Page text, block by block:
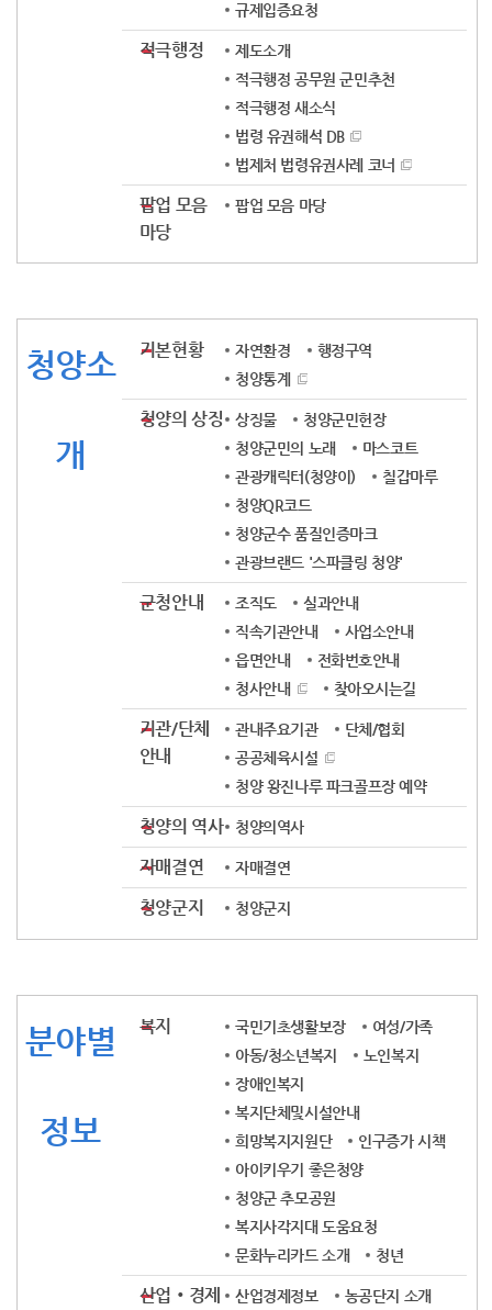
규제입증요청
적극행정
제도소개
적극행정 공무원 군민추천
적극행정 새소식
법령 유권해석 DB
법제처 법령유권사례 코너
팝업 모음
마당
팝업 모음 마당
청양소
개
기본현황 자연환경
행정구역
청양통계
청양의 상징 상징물
청양군민헌장
청양군민의 노래
마스코트
관광캐릭터(청양이)
칠갑마루
청양QR코드
청양군수 품질인증마크
관광브랜드 '스파클링 청양'
군청안내 조직도
실과안내
직속기관안내
사업소안내
읍면안내
전화번호안내
청사안내
찾아오시는길
기관/단체
안내
관내주요기관
단체/협회
공공체육시설
청양 왕진나루 파크골프장 예약
청양의 역사 청양의역사
자매결연 자매결연
청양군지 청양군지
분야별
정보
복지 국민기초생활보장
여성/가족
아동/청소년복지
노인복지
장애인복지
복지단체및시설안내
희망복지지원단
인구증가 시책
아이키우기 좋은청양
청양군 추모공원
복지사각지대 도움요청
문화누리카드 소개
청년
산업‧경제 산업경제정보 농공단지 소개